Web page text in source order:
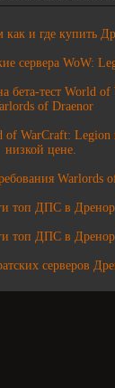
как и где купить
сервера WoW:
бета-тест World of
of Draenor
of WarCraft: Legion
низкой цене.
Warlords
топ ДПС в
топ ДПС в
серверов